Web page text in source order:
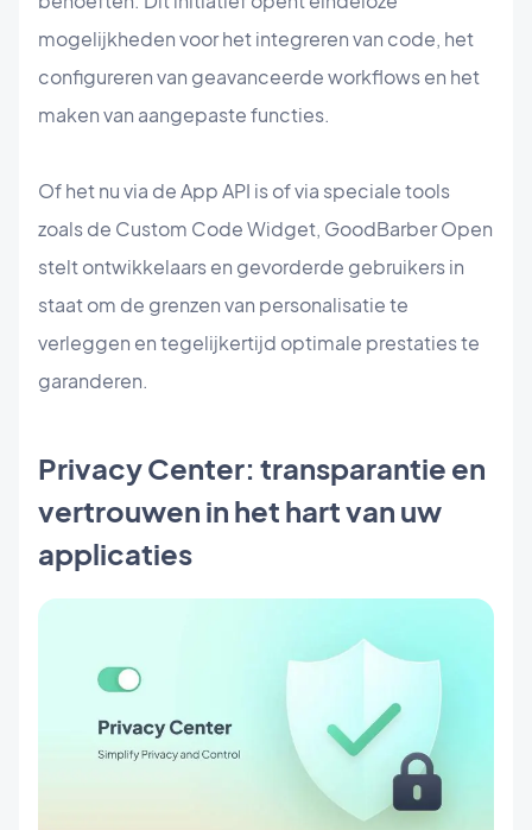
mogelijkheden voor het integreren van code, het
configureren van geavanceerde workflows en het
maken van aangepaste functies.
Of het nu via de App API is of via speciale tools
zoals de Custom Code Widget, GoodBarber Open
stelt ontwikkelaars en gevorderde gebruikers in
staat om de grenzen van personalisatie te
verleggen en tegelijkertijd optimale prestaties te
garanderen.
Privacy Center: transparantie en
vertrouwen in het hart van uw
applicaties